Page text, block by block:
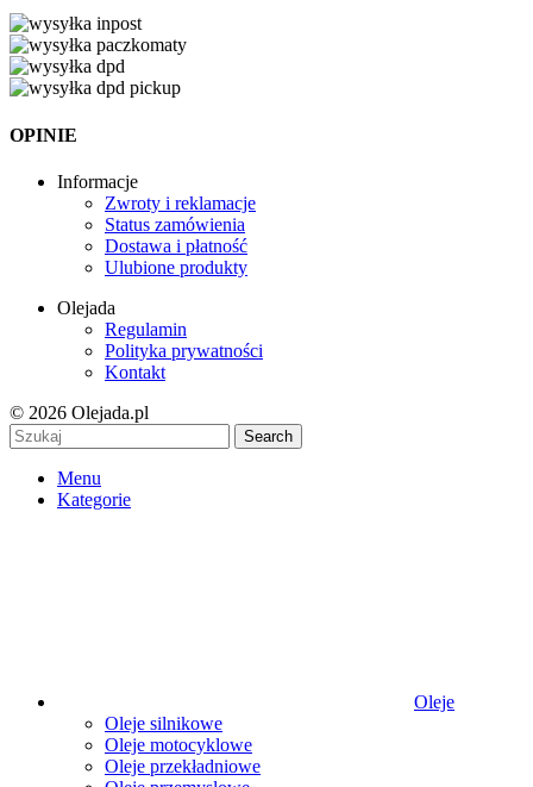
OPINIE
Informacje
Zwroty i reklamacje
Status zamówienia
Dostawa i płatność
Ulubione produkty
Olejada
Regulamin
Polityka prywatności
Kontakt
© 2026 Olejada.pl
Search
Menu
Kategorie
Oleje
Oleje silnikowe
Oleje motocyklowe
Oleje przekładniowe